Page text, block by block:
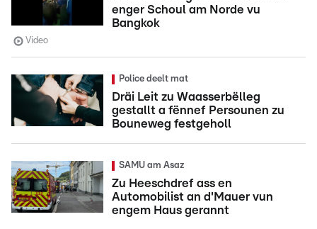
enger Schoul am Norde vu
Bangkok
Video
Police deelt mat
Dräi Leit zu Waasserbëlleg
gestallt a fënnef Persounen zu
Bouneweg festgeholl
SAMU am Asaz
Zu Heeschdref ass en
Automobilist an d'Mauer vun
engem Haus gerannt